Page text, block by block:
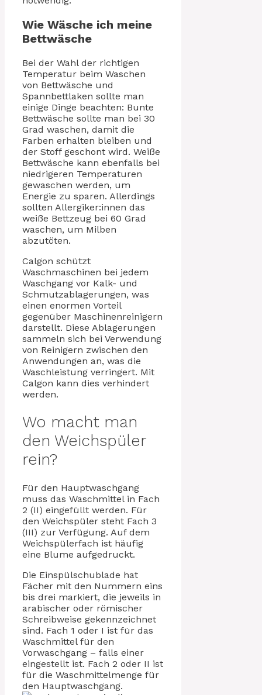
Wie Wäsche ich meine
Bettwäsche
Bei der Wahl der richtigen
Temperatur beim Waschen
von Bettwäsche und
Spannbettlaken sollte man
einige Dinge beachten: Bunte
Bettwäsche sollte man bei 30
Grad waschen, damit die
Farben erhalten bleiben und
der Stoff geschont wird. Weiße
Bettwäsche kann ebenfalls bei
niedrigeren Temperaturen
gewaschen werden, um
Energie zu sparen. Allerdings
sollten Allergiker:innen das
weiße Bettzeug bei 60 Grad
waschen, um Milben
abzutöten.
Calgon schützt
Waschmaschinen bei jedem
Waschgang vor Kalk- und
Schmutzablagerungen, was
einen enormen Vorteil
gegenüber Maschinenreinigern
darstellt. Diese Ablagerungen
sammeln sich bei Verwendung
von Reinigern zwischen den
Anwendungen an, was die
Waschleistung verringert. Mit
Calgon kann dies verhindert
werden.
Wo macht man
den Weichspüler
rein?
Für den Hauptwaschgang
muss das Waschmittel in Fach
2 (II) eingefüllt werden. Für
den Weichspüler steht Fach 3
(III) zur Verfügung. Auf dem
Weichspülerfach ist häufig
eine Blume aufgedruckt.
Die Einspülschublade hat
Fächer mit den Nummern eins
bis drei markiert, die jeweils in
arabischer oder römischer
Schreibweise gekennzeichnet
sind. Fach 1 oder I ist für das
Waschmittel für den
Vorwaschgang – falls einer
eingestellt ist. Fach 2 oder II ist
für die Waschmittelmenge für
den Hauptwaschgang.